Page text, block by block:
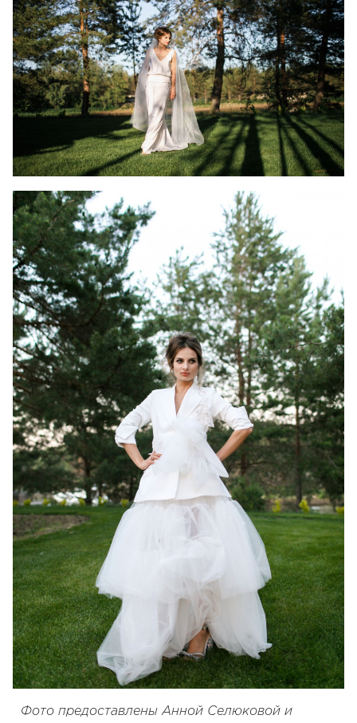
Фото предоставлены Анной Селюковой и